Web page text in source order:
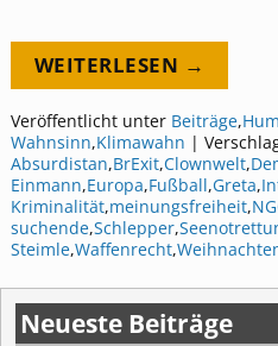
WEITERLESEN →
Veröffentlicht unter Beiträge,
Wahnsinn,Klimawahn |
Absurdistan,BrExit,Clownwelt,
Einmann,Europa,Fußball,Greta,
Kriminalität,meinungsfreiheit,
suchende,Schlepper,
Steimle,Waffenrecht,
Neueste Beiträge